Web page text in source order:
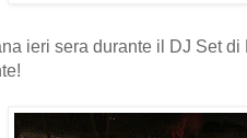
ieri sera durante il DJ Set